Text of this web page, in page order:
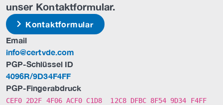
unser Kontaktformular.
Kontaktformular
Email
info@certvde.com
PGP-Schlüssel ID
4096R/9D34F4FF
PGP-Fingerabdruck
CEF0 2D2F 4F06 ACF0 C1D8 12C8 DFBC 8F54 9D34 F4FF